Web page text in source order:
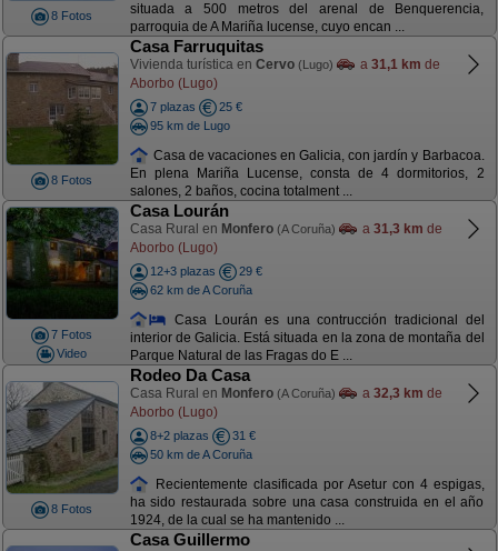
8 Fotos
situada a 500 metros del arenal de Benquerencia,
parroquia de A Mariña lucense, cuyo encan ...
8 Fotos
Casa Farruquitas
Vivienda turística en Cervo (Lugo) a 31,1 km de
Aborbo (Lugo)
7 plazas
25 €
95 km de Lugo
Casa de vacaciones en Galicia, con jardín y Barbacoa.
En plena Mariña Lucense, consta de 4 dormitorios, 2
salones, 2 baños, cocina totalment ...
7 Fotos
Video
Casa Lourán
Casa Rural en Monfero (A Coruña) a 31,3 km de
Aborbo (Lugo)
12+3 plazas
29 €
62 km de A Coruña
Casa Lourán es una contrucción tradicional del
interior de Galicia. Está situada en la zona de montaña del
Parque Natural de las Fragas do E ...
8 Fotos
Rodeo Da Casa
Casa Rural en Monfero (A Coruña) a 32,3 km de
Aborbo (Lugo)
8+2 plazas
31 €
50 km de A Coruña
Recientemente clasificada por Asetur con 4 espigas,
ha sido restaurada sobre una casa construida en el año
1924, de la cual se ha mantenido ...
Casa Guillermo